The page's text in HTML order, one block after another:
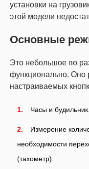
установки на
этой модели
Основные
Это небольшое по
функционально. Оно
настраиваемых
Часы и будильник.
Измерение
необходимости
(тахометр).